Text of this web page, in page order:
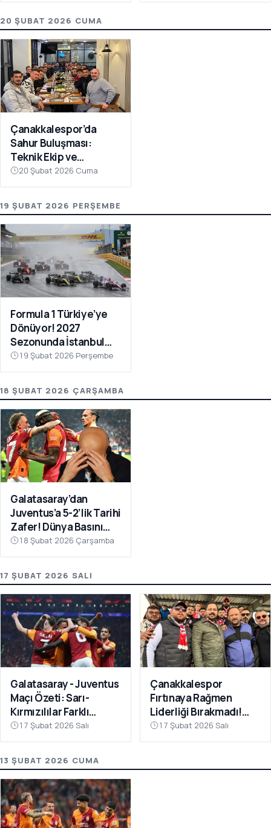
20 ŞUBAT 2026 CUMA
Çanakkalespor’da
Sahur Buluşması:
Teknik Ekip ve
Futbolcular Aynı
Sofrada
20 Şubat 2026 Cuma
19 ŞUBAT 2026 PERŞEMBE
Formula 1 Türkiye’ye
Dönüyor! 2027
Sezonunda İstanbul
Park Takvimde
19 Şubat 2026 Perşembe
18 ŞUBAT 2026 ÇARŞAMBA
Galatasaray’dan
Juventus’a 5-2’lik Tarihi
Zafer! Dünya Basını
Manşetlere Taşıdı
18 Şubat 2026 Çarşamba
17 ŞUBAT 2026 SALI
Galatasaray - Juventus
Maçı Özeti: Sarı-
Kırmızılılar Farklı
Kazandı
17 Şubat 2026 Salı
Çanakkalespor
Fırtınaya Rağmen
Liderliği Bırakmadı!
Bayramiç
Deplasmanında Kritik 3
17 Şubat 2026 Salı
13 ŞUBAT 2026 CUMA